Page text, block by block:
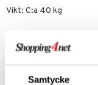
Samtycke
Vikt: C:a 40 kg
Artikelnr